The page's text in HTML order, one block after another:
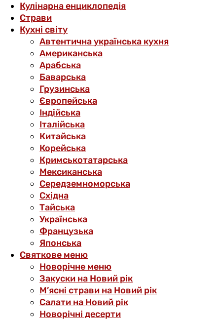
Кулінарна енциклопедія
Страви
Кухні світу
Автентична українська кухня
Американська
Арабська
Баварська
Грузинська
Європейська
Індійська
Італійська
Китайська
Корейська
Кримськотатарська
Мексиканська
Середземноморська
Східна
Тайська
Українська
Французька
Японська
Святкове меню
Новорічне меню
Закуски на Новий рік
М’ясні страви на Новий рік
Салати на Новий рік
Новорічні десерти